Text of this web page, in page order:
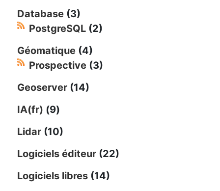
Database (3)
PostgreSQL (2)
Géomatique (4)
Prospective (3)
Geoserver (14)
IA(fr) (9)
Lidar (10)
Logiciels éditeur (22)
Logiciels libres (14)